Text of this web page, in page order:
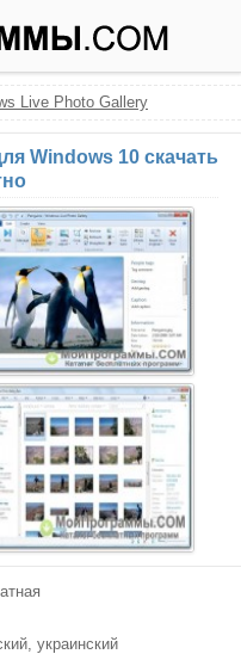
Live Photo Gallery
Windows 10 скачать
украинский